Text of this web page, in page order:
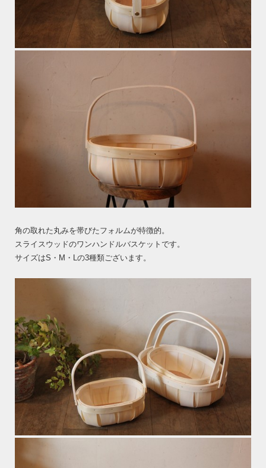
角の取れた丸みを帯びたフォルムが特徴的。
スライスウッドのワンハンドルバスケットです。
サイズはS・M・Lの3種類ございます。